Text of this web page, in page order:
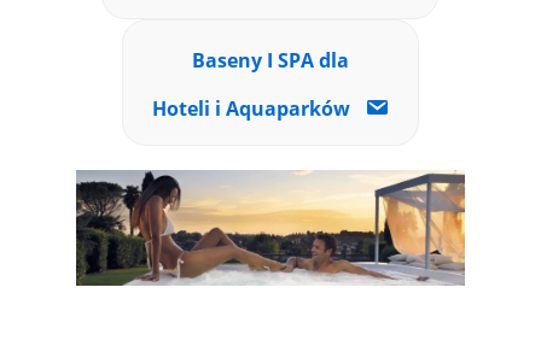
Baseny I SPA dla
Hoteli i Aquaparków